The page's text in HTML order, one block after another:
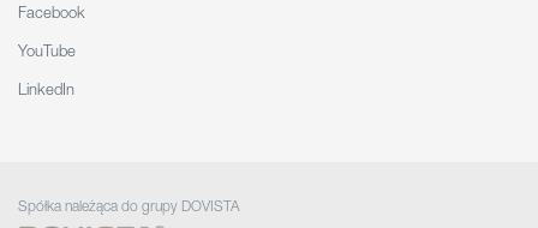
Facebook
YouTube
LinkedIn
Spółka należąca do grupy DOVISTA